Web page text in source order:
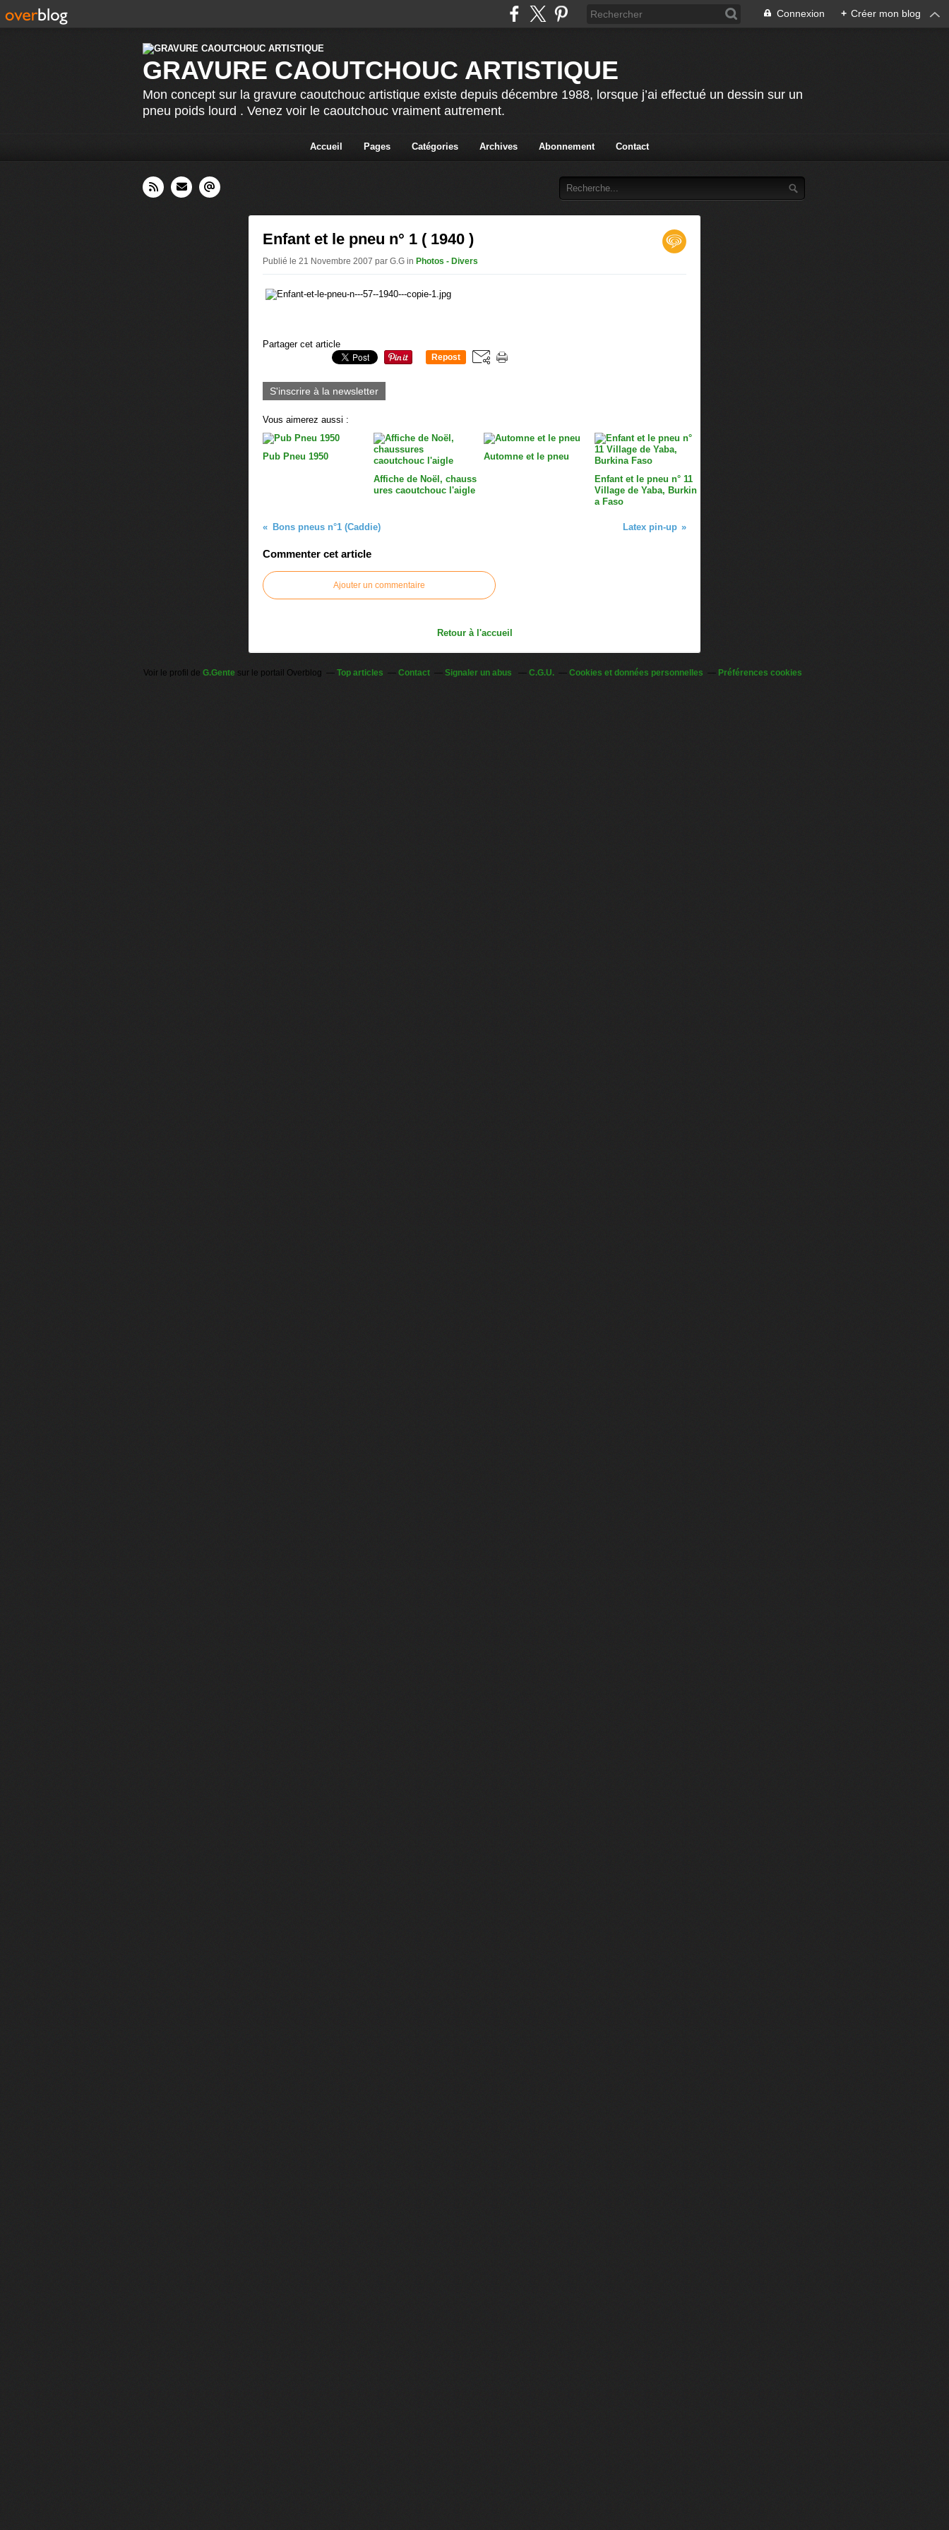
Connexion + Créer mon blog
GRAVURE CAOUTCHOUC ARTISTIQUE
Mon concept sur la gravure caoutchouc artistique existe depuis décembre 1988, lorsque j’ai effectué un dessin sur un
pneu poids lourd . Venez voir le caoutchouc vraiment autrement.
Accueil Pages Catégories Archives Abonnement Contact
Enfant et le pneu n° 1 ( 1940 )
Publié le 21 Novembre 2007 par G.G in Photos - Divers
Partager cet article
Repost
S'inscrire à la newsletter
Vous aimerez aussi :
Pub Pneu 1950
Affiche de Noël, chauss
ures caoutchouc l'aigle
Automne et le pneu
Enfant et le pneu n° 11
Village de Yaba, Burkin
a Faso
Bons pneus n°1 (Caddie) Latex pin-up
Commenter cet article
Ajouter un commentaire
Retour à l'accueil
Voir le profil de G.Gente sur le portail Overblog Top articles Contact Signaler un abus C.G.U. Cookies et données personnelles Préférences cookies